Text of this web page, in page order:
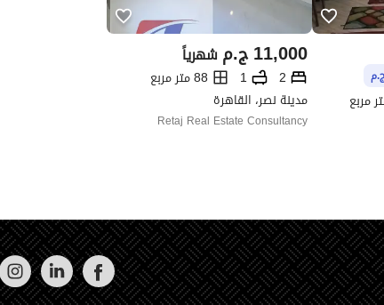
ج.م11,000 شهرياً
2
1
88 متر مربع
مدينة نصر، القاهرة
Retaj Real Estate Consultancy